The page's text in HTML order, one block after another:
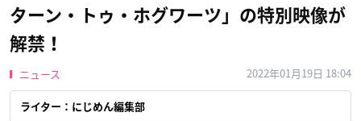
ターン・トゥ・ホグワーツ」の特別映像が
解禁！
ニュース 2022年01月19日 18:04
ライター：にじめん編集部